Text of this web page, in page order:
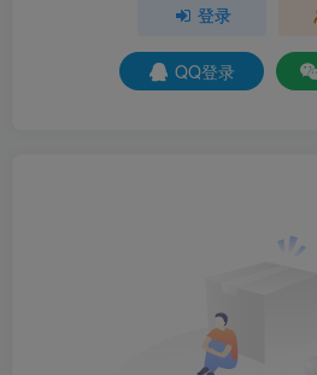
登录
QQ登录